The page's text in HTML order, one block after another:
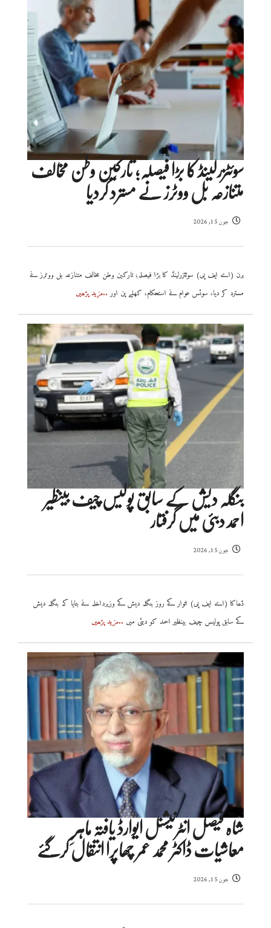
سوئٹزرلینڈ کا بڑا فیصلہ؛ تارکین وطن مخالف
متنازعہ بل ووٹرز نے مسترد کردیا
جون 15, 2026
برن (اے ایف پی) سوئٹزرلینڈ کا بڑا فیصلہ؛ تارکین وطن مخالف متنازعہ بل ووٹرز نے
مسترد کر دیا، سوئس عوام نے استحکام، کھلے پن اور..مزید پڑھیں
بنگلہ دیش کے سابق پولیس چیف بینظیر
احمد دبئی میں گرفتار
جون 15, 2026
ڈھاکا (اے ایف پی) اتوار کے روز بنگلہ دیش کے وزیرداخلہ نے بتایا کہ بنگلہ دیش
کے سابق پولیس چیف بینظیر احمد کو دبئی میں ..مزید پڑھیں
شاہ فیصل انٹرنیشنل ایوارڈ یافتہ ماہرِ
معاشیات ڈاکٹر محمد عمر چھاپرا انتقال کرگئے
جون 15, 2026